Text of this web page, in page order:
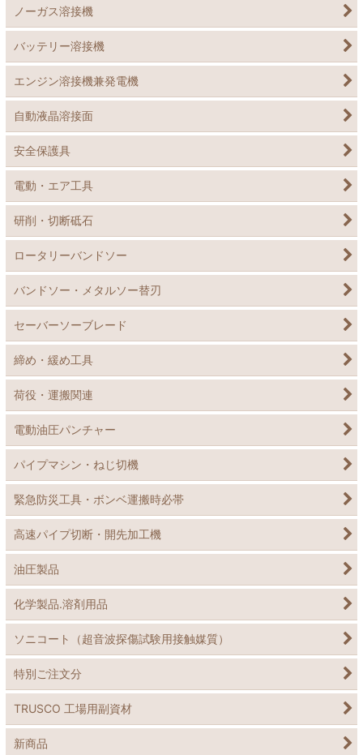
ノーガス溶接機
バッテリー溶接機
エンジン溶接機兼発電機
自動液晶溶接面
安全保護具
電動・エア工具
研削・切断砥石
ロータリーバンドソー
バンドソー・メタルソー替刃
セーバーソーブレード
締め・緩め工具
荷役・運搬関連
電動油圧パンチャー
パイプマシン・ねじ切機
緊急防災工具・ボンベ運搬時必帯
高速パイプ切断・開先加工機
油圧製品
化学製品.溶剤用品
ソニコート（超音波探傷試験用接触媒質）
特別ご注文分
TRUSCO 工場用副資材
新商品